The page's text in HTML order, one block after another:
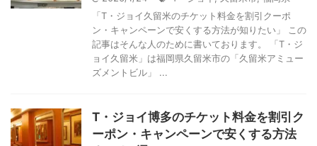
「T・ジョイ久留米のチケット料金を割引クーポ
ン・キャンペーンで安くする方法が知りたい」 この
記事はそんな人のために書いております。 「T・ジ
ョイ久留米」は福岡県久留米市の「久留米アミュー
ズメントビル」 ...
T・ジョイ博多のチケット料金を割引ク
ーポン・キャンペーンで安くする方法